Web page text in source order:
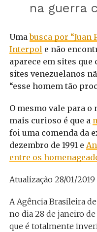
na guerra
Umabusca por “Juan
Interpole não
aparece em sites
sites venezuelanos
“esse homem tão
O mesmo vale para o
mais curioso é que a
foi uma comenda da
dezembro de 1991 e
entre os
Atualização 28/01/2019
A Agência Brasileira
no dia 28 de janeiro
que é totalmente